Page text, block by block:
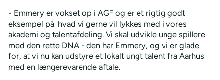
- Emmery er vokset op i AGF og er et rigtig godt
eksempel på, hvad vi gerne vil lykkes med i vores
akademi og talentafdeling. Vi skal udvikle unge spillere
med den rette DNA - den har Emmery, og vi er glade
for, at vi nu kan udstyre et lokalt ungt talent fra Aarhus
med en længerevarende aftale.